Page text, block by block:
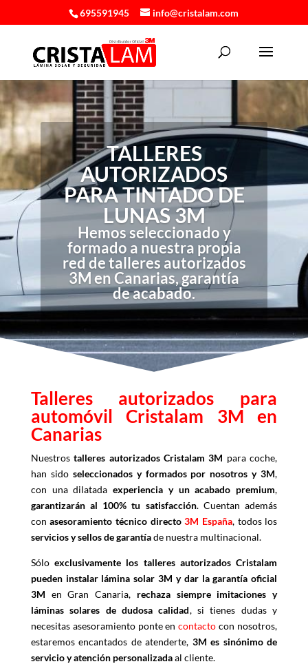
695591945 info@cristalam.com
TALLERES
AUTORIZADOS
PARA TINTADO DE
LUNAS 3M
Hemos seleccionado y
formado a nuestra propia
red de talleres autorizados
3M en Canarias, garantía
de acabado.
Talleres autorizados para
automóvil Cristalam 3M en
Canarias
Nuestrostalleres autorizados Cristalam 3M para coche,
han sido seleccionados y formados por nosotros y 3M,
con una dilatadaexperiencia y un acabado premium,
garantizarán al 100% tu satisfacción. Cuentan además
conasesoramiento técnico directo3M España, todos los
servicios y sellos de garantíade nuestra multinacional.
Sóloexclusivamente los talleres autorizados Cristalam
pueden instalar lámina solar 3M y dar la garantía oficial
3M en Gran Canaria, rechaza siempre imitaciones y
láminas solares de dudosa calidad, si tienes dudas y
necesitas asesoramiento ponte encontacto con nosotros,
estaremos encantados de atenderte, 3M es sinónimo de
servicio y atención personalizadaal cliente.